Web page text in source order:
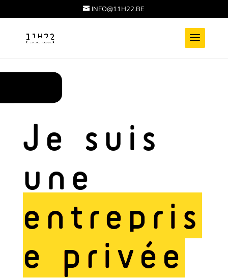
INFO@11H22.BE
Je suis
une
entrepris
e privée